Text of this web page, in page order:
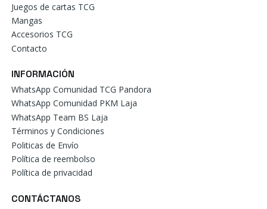
Juegos de cartas TCG
Mangas
Accesorios TCG
Contacto
INFORMACIÓN
WhatsApp Comunidad TCG Pandora
WhatsApp Comunidad PKM Laja
WhatsApp Team BS Laja
Términos y Condiciones
Politicas de Envío
Política de reembolso
Política de privacidad
CONTÁCTANOS